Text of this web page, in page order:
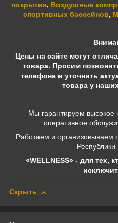
покрытия, Воздушные
спортивных бассейнов,
Цены на сайте могут
товара. Просим
телефона и уточнить
товара у
Мы гарантируем высокое
оперативное
Работаем и организовываем
Республики
«WELLNESS» - для тех,
Скрыть